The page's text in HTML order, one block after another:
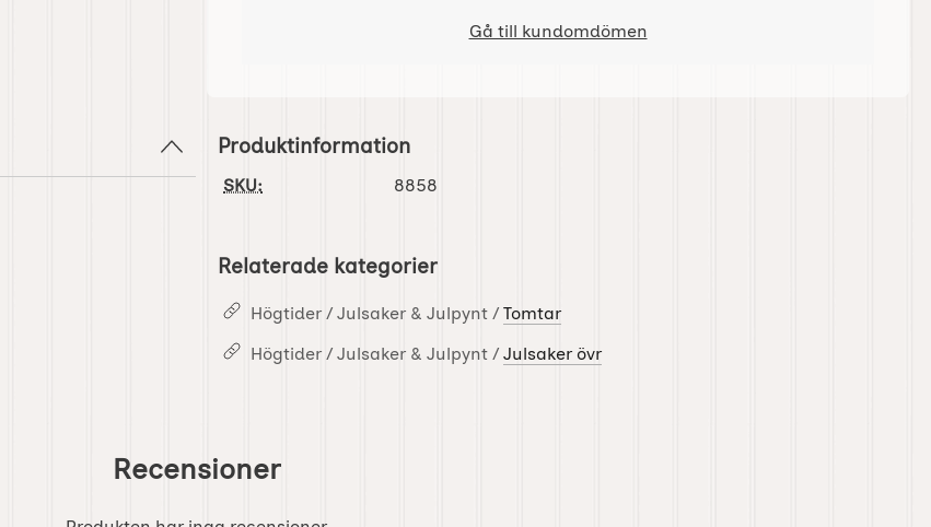
Gå till kundomdömen
Produktinformation
SKU: 8858
Relaterade kategorier
Högtider / Julsaker & Julpynt / Tomtar
Högtider / Julsaker & Julpynt / Julsaker övr
Recensioner